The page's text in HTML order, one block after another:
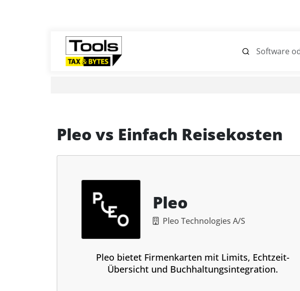
Pleo vs Einfach Reisekosten
Pleo
Pleo Technologies A/S
Pleo bietet Firmenkarten mit Limits, Echtzeit-
Übersicht und Buchhaltungsintegration.